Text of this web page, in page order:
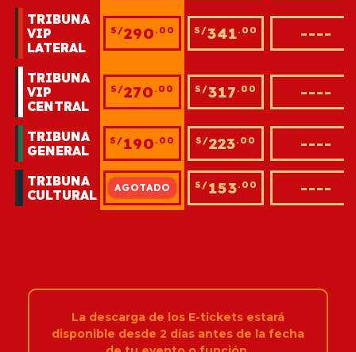
TRIBUNA
VIP
LATERAL
S/290 .00 S/341.00 ----
TRIBUNA
VIP
CENTRAL
S/270 .00 S/317.00 ----
TRIBUNA
GENERAL
S/190 .00 S/223.00 ----
TRIBUNA
CULTURAL
S/130.00 S/153.00 ----
La descarga de los E-tickets estará
disponible desde 2 días antes de la fecha